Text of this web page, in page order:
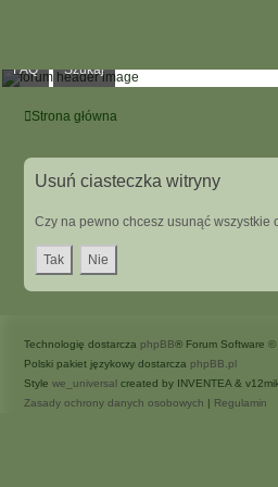
FAQ Szukaj
Strona główna
Usuń ciasteczka witryny
Czy na pewno chcesz usunąć wszystkie
Technologię dostarcza phpBB® Forum Software ©
Polski pakiet językowy dostarcza phpBB.pl
Style we_universal created by INVENTEA &
Zasady ochrony danych osobowych | Regulamin